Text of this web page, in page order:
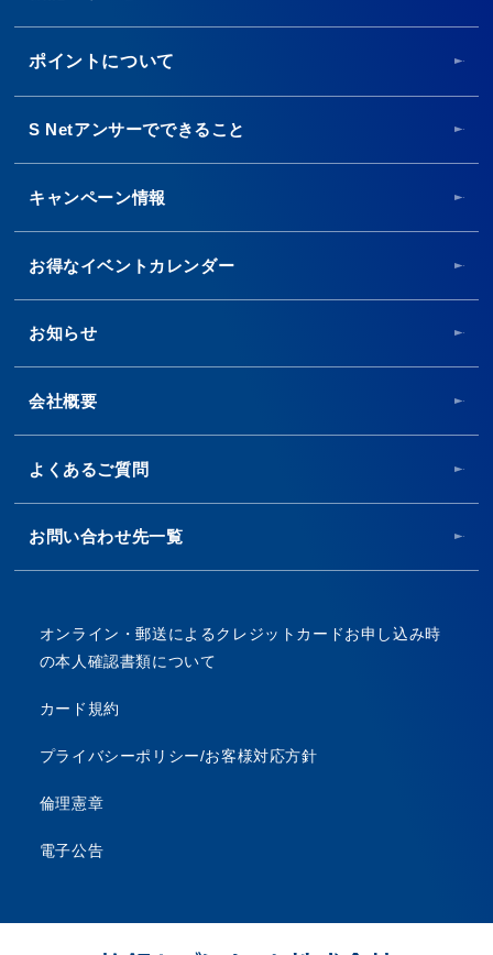
ポイントについて
S Netアンサーでできること
キャンペーン情報
お得なイベントカレンダー
お知らせ
会社概要
よくあるご質問
お問い合わせ先一覧
オンライン・郵送によるクレジットカードお申し込み時
の本人確認書類について
カード規約
プライバシーポリシー/お客様対応方針
倫理憲章
電子公告